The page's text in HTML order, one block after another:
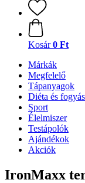
Kosár 0 Ft
Márkák
Megfelelő
Tápanyagok
Diéta és fogyás
Sport
Élelmiszer
Testápolók
Ajándékok
Akciók
IronMaxx